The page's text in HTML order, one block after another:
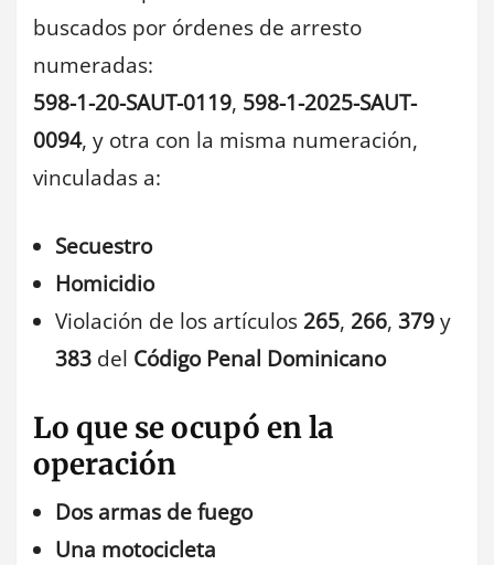
buscados por órdenes de arresto
numeradas:
598-1-20-SAUT-0119, 598-1-2025-SAUT-
0094, y otra con la misma numeración,
vinculadas a:
Secuestro
Homicidio
Violación de los artículos 265, 266, 379y
383 del Código Penal Dominicano
Lo que se ocupó en la
operación
Dos armas de fuego
Una motocicleta